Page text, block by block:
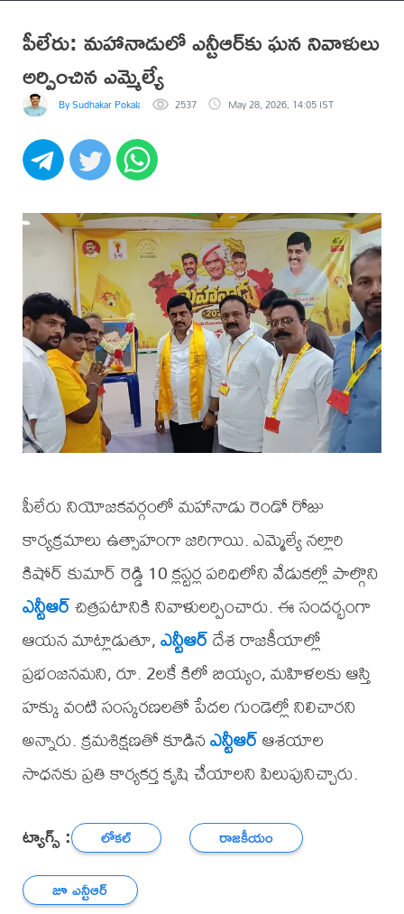
పీలేరు: మహానాడులో ఎన్టీఆర్‌కు ఘన నివాళులు
అర్పించిన ఎమ్మెల్యే
By Sudhakar Pokala 2537 May 28, 2026, 14:05 IST
పీలేరు నియోజకవర్గంలో మహానాడు రెండో రోజు
కార్యక్రమాలు ఉత్సాహంగా జరిగాయి. ఎమ్మెల్యే నల్లారి
కిషోర్ కుమార్ రెడ్డి 10 క్లస్టర్ల పరిధిలోని వేడుకల్లో పాల్గొని
ఎన్టీఆర్చిత్రపటానికి నివాళులర్పించారు. ఈ సందర్భంగా
ఆయన మాట్లాడుతూ,ఎన్టీఆర్దేశ రాజకీయాల్లో
ప్రభంజనమని, రూ. 2లకే కిలో బియ్యం, మహిళలకు ఆస్తి
హక్కు వంటి సంస్కరణలతో పేదల గుండెల్లో నిలిచారని
అన్నారు. క్రమశిక్షణతో కూడినఎన్టీఆర్ఆశయాల
సాధనకు ప్రతి కార్యకర్త కృషి చేయాలని పిలుపునిచ్చారు.
ట్యాగ్స్ : లోకల్
రాజకీయం
జూ ఎన్టీఆర్